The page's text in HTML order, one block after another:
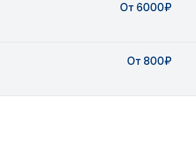
От 6000₽
От 800₽